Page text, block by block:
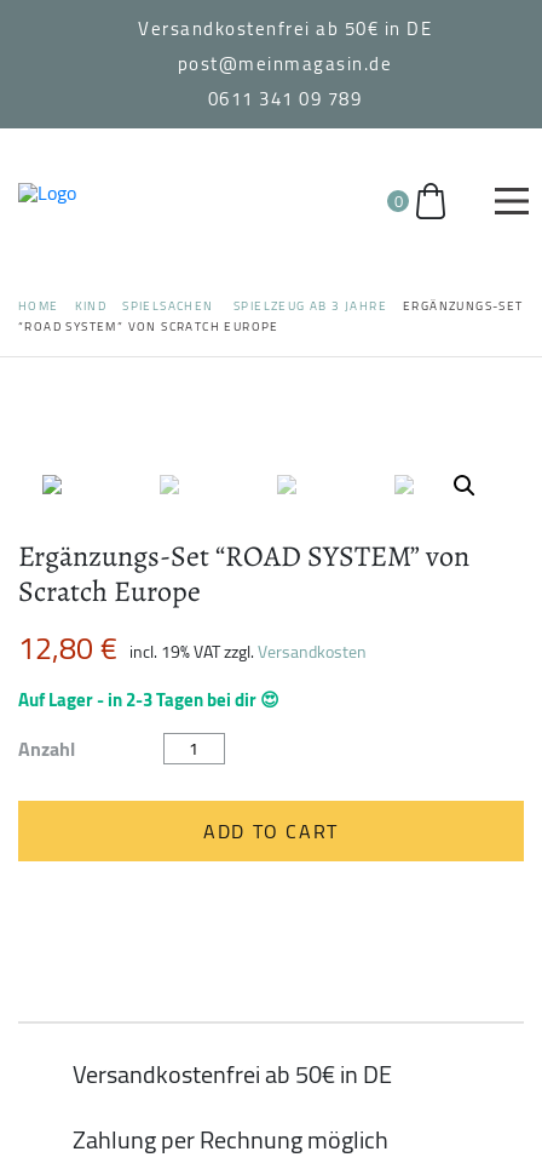
Versandkostenfrei ab 50€ in DE
post@meinmagasin.de
0611 341 09 789
0
HOME KIND SPIELSACHEN SPIELZEUG AB 3 JAHRE
ERGÄNZUNGS-SET
“ROAD SYSTEM” VON SCRATCH EUROPE
Ergänzungs-Set “ROAD SYSTEM” von
Scratch Europe
12,80€ incl. 19% VATzzgl.Versandkosten
Auf Lager - in 2-3 Tagen bei dir 😍
Anzahl Ergänzungs-
Set
SYSTEM"
Scratch
Europe
ADD TO CART
Versandkostenfrei ab 50€ in DE
Zahlung per Rechnung möglich